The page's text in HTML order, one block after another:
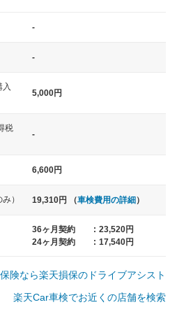
クラウン、アルファード、フォレ
スター、ハイエースワゴン、デリ
-
-
入
5,000円
税
-
6,600円
） 19,310円 （車検費用の詳細）
36ヶ月契約 : 23,520円
24ヶ月契約
: 17,540円
険なら楽天損保のドライブアシスト
楽天Car車検でお近くの店舗を検索